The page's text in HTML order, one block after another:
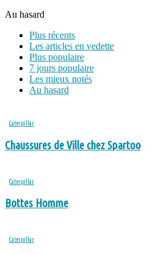
Au hasard
Plus récents
Les articles en vedette
Plus populaire
7 jours populaire
Les mieux notés
Au hasard
Caterpillar
Chaussures de Ville chez Spartoo
Caterpillar
Bottes Homme
Caterpillar